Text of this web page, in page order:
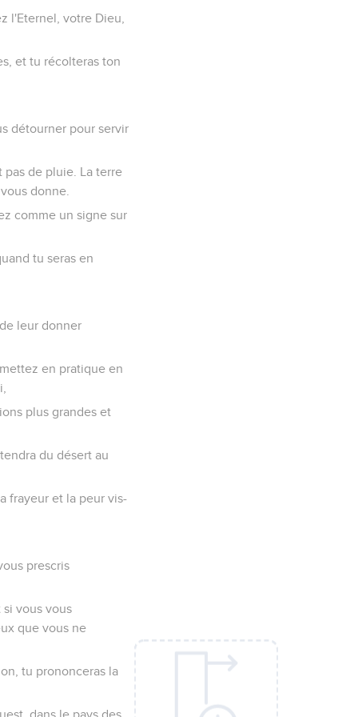
l'Eternel, votre Dieu,
et tu récolteras ton
détourner pour servir
de pluie. La terre
donne.
comme un signe sur
tu seras en
leur donner
en pratique en
plus grandes et
du désert au
frayeur et la peur vis-
prescris
vous vous
que vous ne
tu prononceras la
dans le pays des